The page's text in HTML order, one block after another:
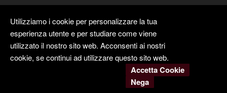
by STUDIO99. Tutti i diritti
Utilizziamo i cookie per personalizzare la tua
esperienza utente e per studiare come viene
utilizzato il nostro sito web. Acconsenti ai nostri
cookie, se continui ad utilizzare questo sito web.
Accetta Cookie
Nega